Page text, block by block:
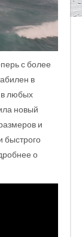
с более
в
в любых
новый
и
быстрого
о